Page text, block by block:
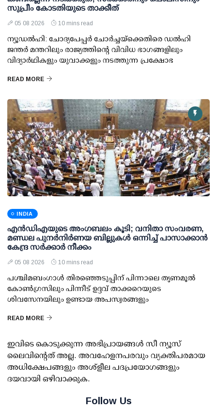
സുപ്രീം കോടതിയുടെ താക്കീത്
05 08 2026 10 mins read
ന്യൂഡല്‍ഹി: ചോദ്യപേപ്പര്‍ ചോര്‍ച്ചയ്ക്കെതിരെ ഡല്‍ഹി
ജന്തര്‍ മന്തറിലും രാജ്യത്തിന്റെ വിവിധ ഭാഗങ്ങളിലും
വിദ്യാര്‍ഥികളും യുവാക്കളും നടത്തുന്ന പ്രക്ഷോഭ
READ MORE
INDIA
എന്‍ഡിഎയുടെ അംഗബലം കൂടി; വനിതാ സംവരണ,
മണ്ഡല പുനര്‍നിര്‍ണയ ബില്ലുകള്‍ ഒന്നിച്ച് പാസാക്കാന്‍
കേന്ദ്ര സര്‍ക്കാര്‍ നീക്കം
05 08 2026 10 mins read
പശ്ചിമബംഗാള്‍ തിരഞ്ഞെടുപ്പിന് പിന്നാലെ തൃണമൂല്‍
കോണ്‍ഗ്രസിലും പിന്നീട് ഉദ്ദവ് താക്കറെയുടെ
ശിവസേനയിലും ഉണ്ടായ അപസ്വരങ്ങളും
READ MORE
ഇവിടെ കൊടുക്കുന്ന അഭിപ്രായങ്ങള്‍ സീ ന്യൂസ്
ലൈവിന്റെത് അല്ല. അവഹേളനപരവും വ്യക്തിപരമായ
അധിക്ഷേപങ്ങളും അശ്‌ളീല പദപ്രയോഗങ്ങളും
ദയവായി ഒഴിവാക്കുക.
Follow Us